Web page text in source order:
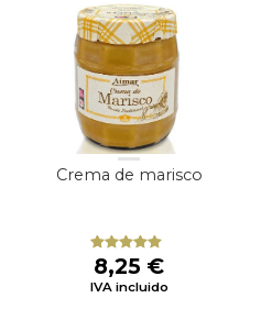
Crema de marisco
Valorado
con5.00
de
5
8,25 €
IVA incluido